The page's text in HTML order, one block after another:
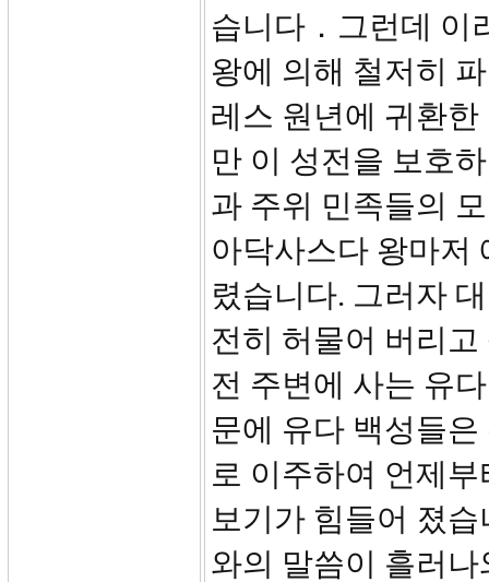
습니다．그런데 이
왕에 의해 철저히
레스 원년에 귀환
만 이 성전을 보호
과 주위 민족들의
아닥사스다 왕마저
렸습니다. 그러자
전히 허물어 버리
전 주변에 사는 유
문에 유다 백성들
로 이주하여 언제
보기가 힘들어 졌
와의 말씀이 흘러